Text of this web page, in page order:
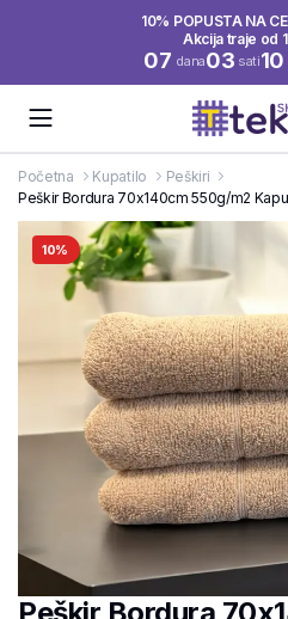
10% POPUSTA NA
Akcija traje od
07 dana03 sati10
Početna Kupatilo
Peškiri
Peškir Bordura 70x140cm 550g/m2
10%
Peškir Bordura